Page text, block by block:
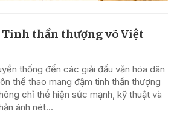
Tinh thần thượng võ Việt
thống đến các giải đấu văn hóa dân
thể thao mang đậm tinh thần thượng
chỉ thể hiện sức mạnh, kỹ thuật và
ánh nét...